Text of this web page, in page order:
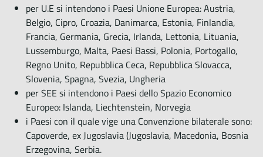
per U.E si intendono i Paesi Unione Europea: Austria,
Belgio, Cipro, Croazia, Danimarca, Estonia, Finlandia,
Francia, Germania, Grecia, Irlanda, Lettonia, Lituania,
Lussemburgo, Malta, Paesi Bassi, Polonia, Portogallo,
Regno Unito, Repubblica Ceca, Repubblica Slovacca,
Slovenia, Spagna, Svezia, Ungheria
per SEE si intendono i Paesi dello Spazio Economico
Europeo: Islanda, Liechtenstein, Norvegia
i Paesi con il quale vige una Convenzione bilaterale sono:
Capoverde, ex Jugoslavia (Jugoslavia, Macedonia, Bosnia
Erzegovina, Serbia.